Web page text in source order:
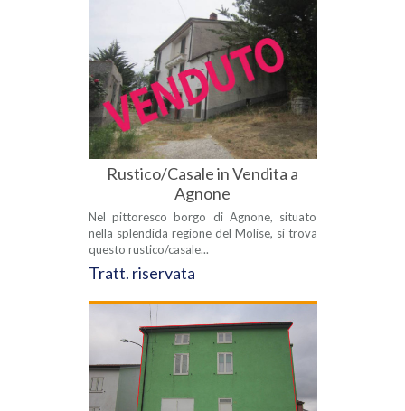
Rustico/Casale in Vendita a
Agnone
Nel pittoresco borgo di Agnone, situato
nella splendida regione del Molise, si trova
questo rustico/casale...
Tratt. riservata